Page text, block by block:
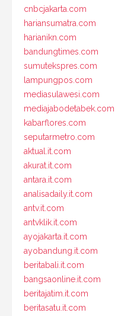
cnbcjakarta.com
hariansumatra.com
harianikn.com
bandungtimes.com
sumutekspres.com
lampungpos.com
mediasulawesi.com
mediajabodetabek.com
kabarflores.com
seputarmetro.com
aktual.it.com
akurat.it.com
antara.it.com
analisadaily.it.com
antv.it.com
antvklik.it.com
ayojakarta.it.com
ayobandung.it.com
beritabali.it.com
bangsaonline.it.com
beritajatim.it.com
beritasatu.it.com